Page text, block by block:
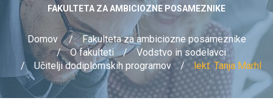
FAKULTETA ZA AMBICIOZNE POSAMEZNIKE
Domov
Fakulteta za ambiciozne posameznike
O fakulteti
Vodstvo in sodelavci
Učitelji dodiplomskih programov
lekt. Tanja Marhl